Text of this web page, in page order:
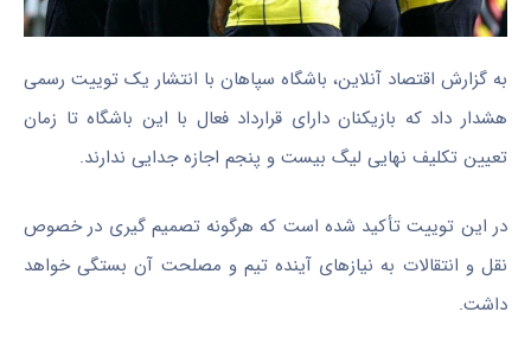
به گزارش اقتصاد آنلاین، باشگاه سپاهان با انتشار یک توییت رسمی
هشدار داد که بازیکنان دارای قرارداد فعال با این باشگاه تا زمان
تعیین تکلیف نهایی لیگ بیست و پنجم اجازه جدایی ندارند.
در این توییت تأکید شده است که هرگونه تصمیم گیری در خصوص
نقل و انتقالات به نیازهای آینده تیم و مصلحت آن بستگی خواهد
داشت.